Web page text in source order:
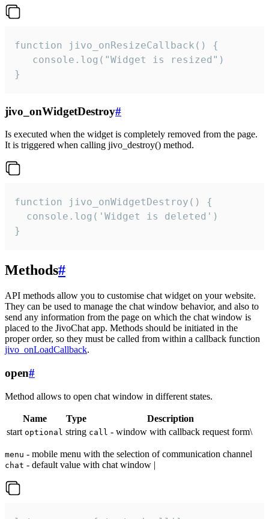
function jivo_onResizeCallback() {
   console.log("Widget is resized")
}
jivo_onWidgetDestroy#
Is executed when the widget is completely removed from the page.
It is triggered when calling jivo_destroy() method.
function jivo_onWidgetDestroy() {
  console.log('Widget is deleted')
}
Methods#
API methods allow you to customise chat widget on your website.
They can be used to manage the chat window behavior, and also to
send any information from the page on which the chat window is
placed to the JivoChat app. Methods should be initiated in the
proper order, so they must be called from within a callback function
jivo_onLoadCallback.
open#
Method allows to open chat window in different states.
Name Type
Description
start optional string call - window with callback request form\
menu - mobile menu with the selection of communication channel
chat - default value with chat window |